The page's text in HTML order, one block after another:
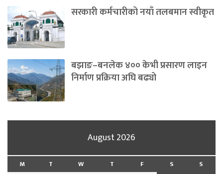
सरकारी कर्मचारीको नयाँ तलबमान स्वीकृत
बझाङ–बनलेक ४०० केभी प्रसारण लाइन
निर्माण प्रक्रिया अघि बढ्यो
August 2026
M T W T F S
S